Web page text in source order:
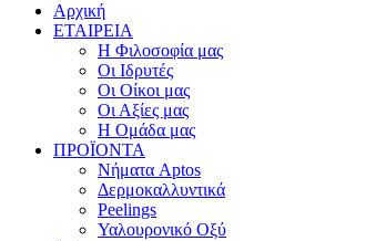
Αρχική
ΕΤΑΙΡΕΙΑ
Η Φιλοσοφία μας
Οι Ιδρυτές
Οι Οίκοι μας
Οι Αξίες μας
Η Ομάδα μας
ΠΡΟΪΟΝΤΑ
Νήματα Aptos
Δερμοκαλλυντικά
Peelings
Υαλουρονικό Οξύ